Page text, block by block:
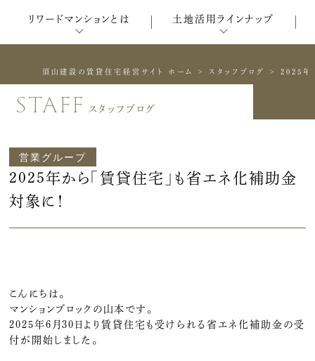
リワードマンションとは 土地活用ラインナップ
須山建設の賃貸住宅経営サイト ホーム > スタッフブログ > 2025年
staff スタッフブログ
営業グループ
2025年から「賃貸住宅」も省エネ化補助金
対象に！
こんにちは。
マンションブロックの山本です。
2025年6月30日より賃貸住宅も受けられる省エネ化補助金の受
付が開始しました。